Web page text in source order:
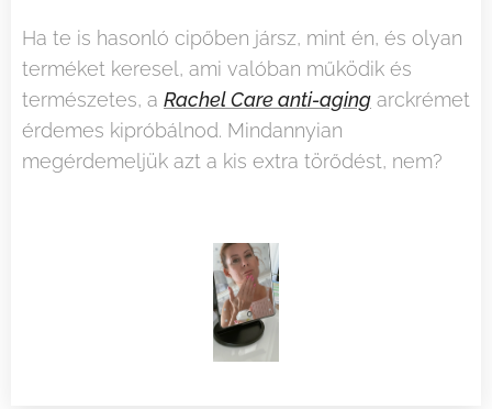
Ha te is hasonló cipőben jársz, mint én, és olyan
terméket keresel, ami valóban működik és
természetes, a Rachel Care anti-aging arckrémet
érdemes kipróbálnod. Mindannyian
megérdemeljük azt a kis extra törődést, nem?
2026.06.06
Nem